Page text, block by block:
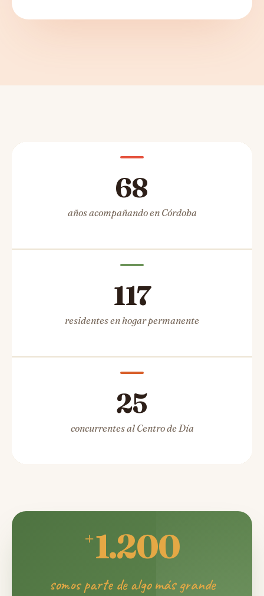
68
años acompañando en Córdoba
117
residentes en hogar permanente
25
concurrentes al Centro de Día
+1.200
somos parte de algo más grande